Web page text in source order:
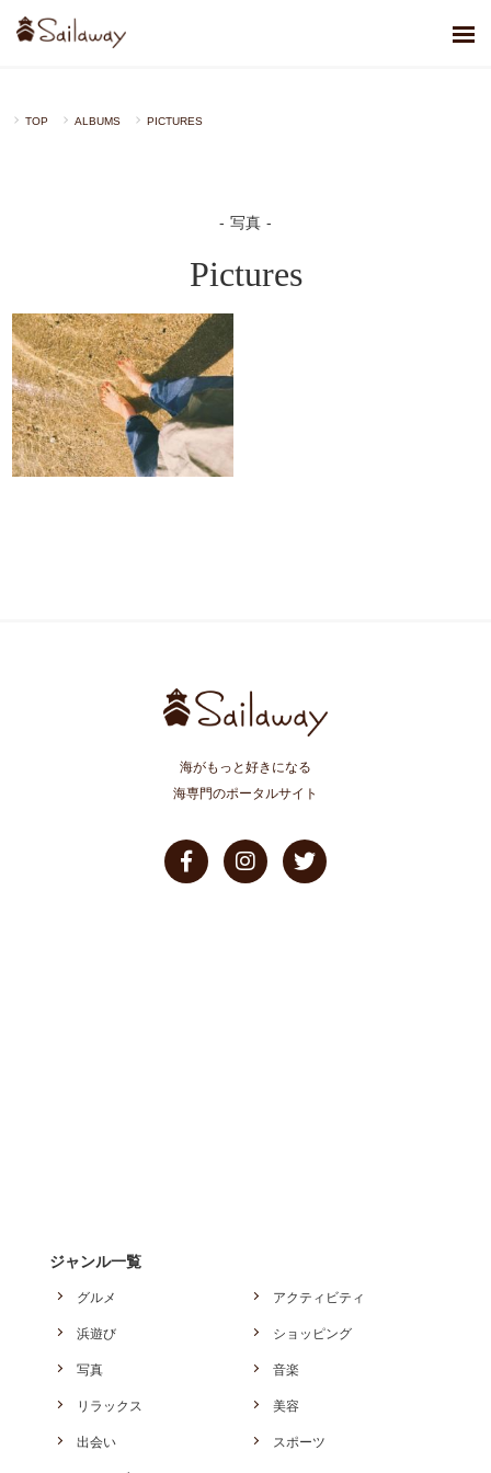
TOP ALBUMS PICTURES
写真
Pictures
海がもっと好きになる
海専門のポータルサイト
ジャンル一覧
グルメ アクティビティ
浜遊び ショッピング
写真 音楽
リラックス 美容
出会い スポーツ